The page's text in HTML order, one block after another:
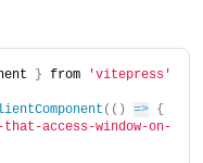
} from 'vitepress'
( ( ) => {
that-access-window-on-